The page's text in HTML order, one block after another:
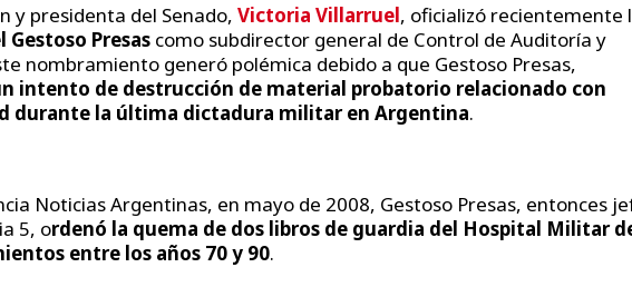
y presidenta del Senado, Victoria Villarruel, oficializó recientemente
Presas como subdirector general de Control de Auditoría y
nombramiento generó polémica debido a que Gestoso Presas,
intento de destrucción de material probatorio relacionado con
durante la última dictadura militar en Argentina.
Noticias Argentinas, en mayo de 2008, Gestoso Presas, entonces
5, ordenó la quema de dos libros de guardia del Hospital Militar
entre los años 70 y 90.